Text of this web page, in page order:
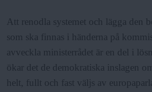
Att renodla systemet och lägga den
som ska finnas i händerna på
avveckla ministerrådet är en del i
ökar det de demokratiska inslagen
helt, fullt och fast väljs av